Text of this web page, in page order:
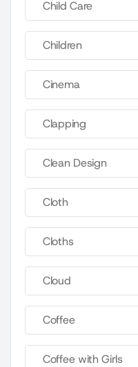
Child Care
Children
Cinema
Clapping
Clean Design
Cloth
Cloths
Cloud
Coffee
Coffee with Girls